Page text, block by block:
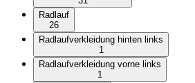
Radlauf
26
Radlaufverkleidung hinten links
1
Radlaufverkleidung vorne links
1